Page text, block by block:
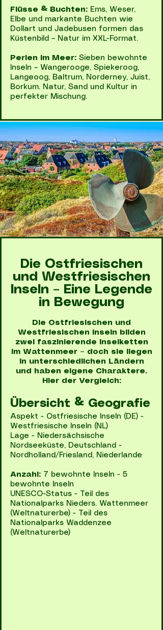
Flüsse & Buchten: Ems, Weser,
Elbe und markante Buchten wie
Dollart und Jadebusen formen das
Küstenbild – Natur im XXL-Format.
Perlen im Meer: Sieben bewohnte
Inseln – Wangerooge, Spiekeroog,
Langeoog, Baltrum, Norderney, Juist,
Borkum. Natur, Sand und Kultur in
perfekter Mischung.
Die Ostfriesischen
und Westfriesischen
Inseln – Eine Legende
in Bewegung
Die Ostfriesischen und
Westfriesischen Inseln bilden
zwei faszinierende Inselketten
im Wattenmeer – doch sie liegen
in unterschiedlichen Ländern
und haben eigene Charaktere.
Hier der Vergleich:
Übersicht & Geografie
Aspekt - Ostfriesische Inseln (DE) -
Westfriesische Inseln (NL)
Lage - Niedersächsische
Nordseeküste, Deutschland -
Nordholland/Friesland, Niederlande
Anzahl: 7 bewohnte Inseln - 5
bewohnte Inseln
UNESCO-Status - Teil des
Nationalparks Nieders. Wattenmeer
(Weltnaturerbe) - Teil des
Nationalparks Waddenzee
(Weltnaturerbe)